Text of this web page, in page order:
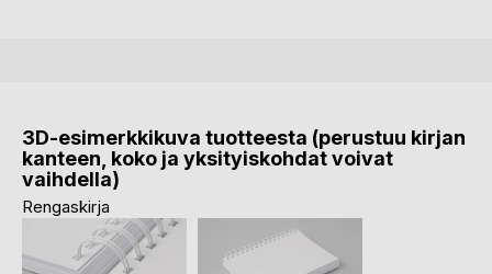
3D-esimerkkikuva tuotteesta (perustuu kirjan
kanteen, koko ja yksityiskohdat voivat
vaihdella)
Rengaskirja